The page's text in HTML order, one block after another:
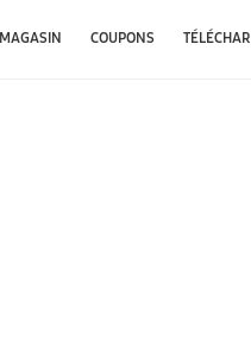
MAGASIN COUPONS